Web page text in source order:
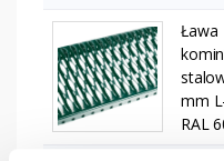
Ława
mm
RAL